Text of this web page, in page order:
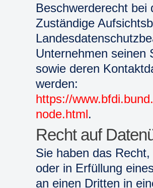
Beschwerderecht bei
Zuständige
Unternehmen seinen
sowie deren
werden:
https://
node.html.
Recht auf
Sie haben das
oder in Erfüllung
an einen Dritten in